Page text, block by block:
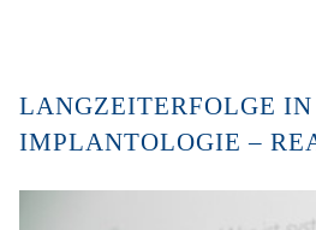
LANGZEITERFOLGE IN
IMPLANTOLOGIE –